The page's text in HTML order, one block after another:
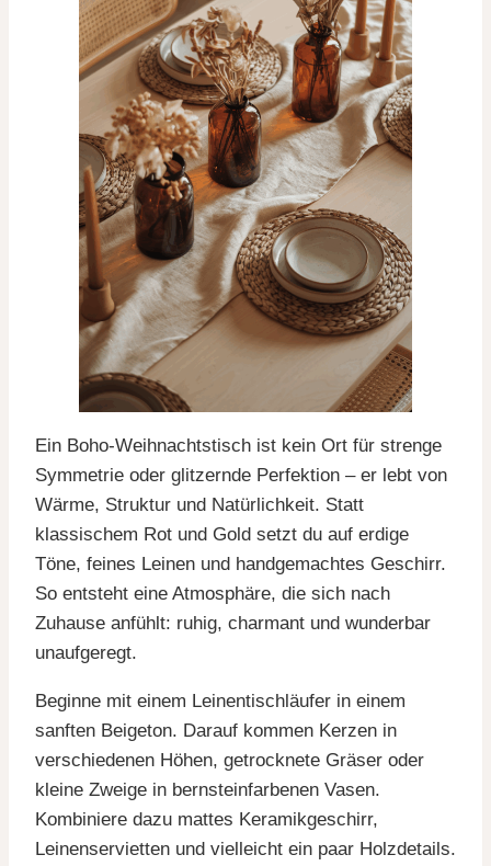
Ein Boho-Weihnachtstisch ist kein Ort für strenge
Symmetrie oder glitzernde Perfektion – er lebt von
Wärme, Struktur und Natürlichkeit. Statt
klassischem Rot und Gold setzt du auf erdige
Töne, feines Leinen und handgemachtes Geschirr.
So entsteht eine Atmosphäre, die sich nach
Zuhause anfühlt: ruhig, charmant und wunderbar
unaufgeregt.
Beginne mit einem Leinentischläufer in einem
sanften Beigeton. Darauf kommen Kerzen in
verschiedenen Höhen, getrocknete Gräser oder
kleine Zweige in bernsteinfarbenen Vasen.
Kombiniere dazu mattes Keramikgeschirr,
Leinenservietten und vielleicht ein paar Holzdetails.